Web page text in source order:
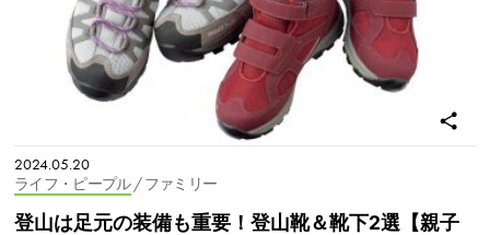
2024.05.20
ライフ・ピープル/ ファミリー
登山は足元の装備も重要！登山靴＆靴下2選【親子